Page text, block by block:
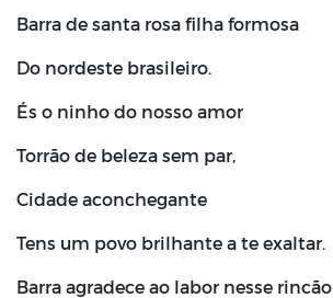
Barra de santa rosa filha formosa
Do nordeste brasileiro.
És o ninho do nosso amor
Torrão de beleza sem par,
Cidade aconchegante
Tens um povo brilhante a te exaltar.
Barra agradece ao labor nesse rincão